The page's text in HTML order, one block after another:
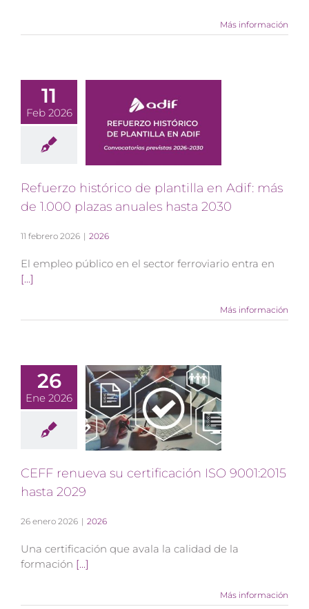
Más información
11
Feb 2026
de plantilla en Adif:
más de 1.000 plazas
Refuerzo histórico de plantilla en Adif: más
de 1.000 plazas anuales hasta 2030
11 febrero 2026 | 2026
El empleo público en el sector ferroviario entra en
[...]
Más información
26
Ene 2026
CEFF renueva su
certificación ISO
9001:2015 hasta
2029
CEFF renueva su certificación ISO 9001:2015
hasta 2029
26 enero 2026 | 2026
Una certificación que avala la calidad de la
formación [...]
Más información